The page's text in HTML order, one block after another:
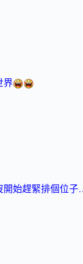
界
開始趕緊排個位子